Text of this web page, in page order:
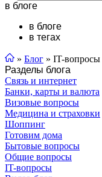
в блоге
в блоге
в тегах
» Блог » IT-вопросы
Разделы блога
Связь и интернет
Банки, карты и валюта
Визовые вопросы
Медицина и страховки
Шоппинг
Готовим дома
Бытовые вопросы
Общие вопросы
IT-вопросы